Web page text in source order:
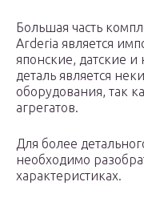
Большая часть
Arderia является
японские, датские
деталь является
оборудования, так
агрегатов.
Для более
необходимо
характеристиках.